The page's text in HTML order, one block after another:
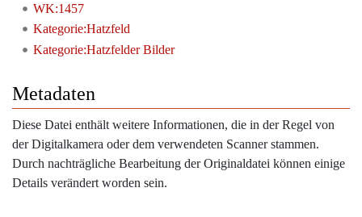
WK:1457
Kategorie:Hatzfeld
Kategorie:Hatzfelder Bilder
Metadaten
Diese Datei enthält weitere Informationen, die in der Regel von
der Digitalkamera oder dem verwendeten Scanner stammen.
Durch nachträgliche Bearbeitung der Originaldatei können einige
Details verändert worden sein.